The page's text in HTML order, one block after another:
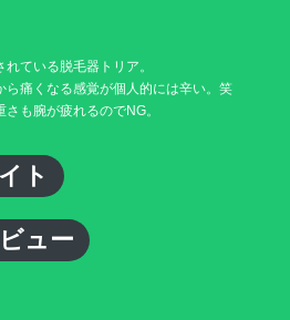
ている脱毛器トリア。
痛くなる感覚が個人的には辛い。笑
も腕が疲れるのでNG。
ト
ュー